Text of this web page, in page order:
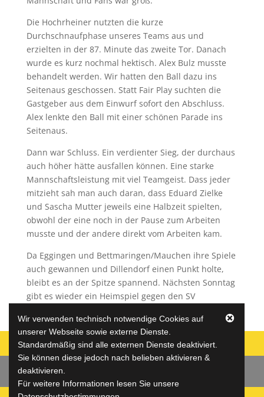
Die Hochrheiner nutzten die kurze
Durchschnaufphase unseres Teams aus und
erzielten in der 87. Minute das zweite Tor. Danach
wurde es kurz nochmal hektisch. Alex Bulz musste
behandelt werden. Wir hatten den Ball dazu ins
Seitenaus geschossen. Statt Fair Play suchten die
Gastgeber aus dem Einwurf sofort den Abschluss.
Alex lenkte den Ball mit einer schönen Parade ins
Seitenaus.
Dann war Schluss. Ein verdienter Sieg, der durchaus
auch höher hätte ausfallen können. Eine starke
Mannschaftsleistung mit viel Teamgeist. Dass jeder
mitzieht sah man auch daran, dass Eduard Zielke
und Sascha Mutter jeweils eine Halbzeit spielten,
obwohl der eine noch in der Pause zum Arbeiten
musste und der andere direkt vom Arbeiten kam.
Da Eggingen und Bettmaringen/Mauchen ihre Spiele
auch gewannen und Dillendorf einen Punkt holte,
bleibt es an der Spitze spannend. Nächsten Sonntag
gibt es wieder ein Heimspiel gegen den SV
Datenschutz
Wir verwenden technisch notwendige Cookies auf
unserer Webseite sowie externe Dienste.
Standardmäßig sind alle externen Dienste deaktiviert.
Sie können diese jedoch nach belieben aktivieren &
deaktivieren.
Für weitere Informationen lesen Sie unsere